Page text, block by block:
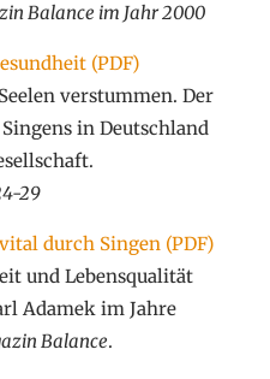
Balance im Jahr 2000
(PDF)
verstummen. Der
in Deutschland
29
durch Singen (PDF)
und Lebensqualität
Adamek im Jahre
Balance.